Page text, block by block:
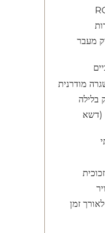
מעבר
מודרנית
(דשא
זמן